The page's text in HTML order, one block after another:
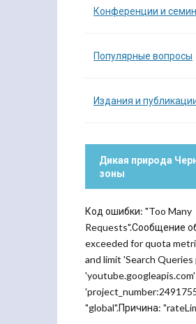
Конференции и
Популярные вопросы
Издания и
Дикая природа
зоны
Код ошибки: "Too Many
Requests".Сообщение
exceeded for quota
and limit 'Search
"global".Причина: